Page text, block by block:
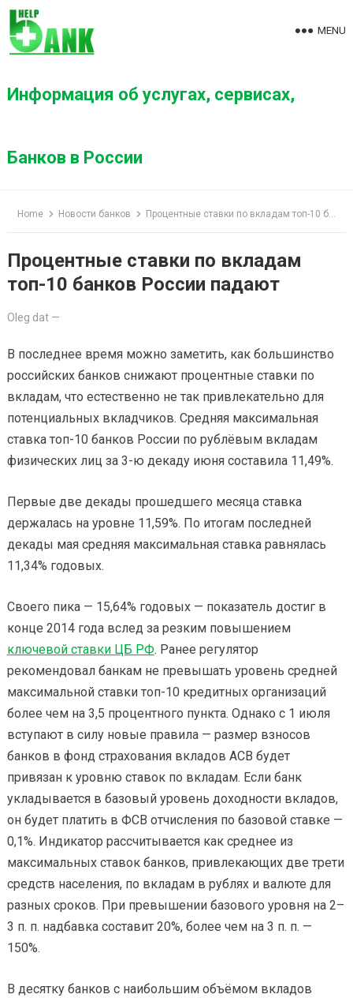
Информация об услугах, сервисах,
Банков в России
MENU
Home Новости банков Процентные ставки по вкладам топ-10 банков России падают
Процентные ставки по вкладам
топ-10 банков России падают
Oleg dat—
В последнее время можно заметить, как большинство
российских банков снижают процентные ставки по
вкладам, что естественно не так привлекательно для
потенциальных вкладчиков. Средняя максимальная
ставка топ-10 банков России по рублёвым вкладам
физических лиц за 3-ю декаду июня составила 11,49%.
Первые две декады прошедшего месяца ставка
держалась на уровне 11,59%. По итогам последней
декады мая средняя максимальная ставка равнялась
11,34% годовых.
Своего пика — 15,64% годовых — показатель достиг в
конце 2014 года вслед за резким повышением
ключевой ставки ЦБ РФ. Ранее регулятор
рекомендовал банкам не превышать уровень средней
максимальной ставки топ-10 кредитных организаций
более чем на 3,5 процентного пункта. Однако с 1 июля
вступают в силу новые правила — размер взносов
банков в фонд страхования вкладов АСВ будет
привязан к уровню ставок по вкладам. Если банк
укладывается в базовый уровень доходности вкладов,
он будет платить в ФСВ отчисления по базовой ставке —
0,1%. Индикатор рассчитывается как среднее из
максимальных ставок банков, привлекающих две трети
средств населения, по вкладам в рублях и валюте для
разных сроков. При превышении базового уровня на 2–
3 п. п. надбавка составит 20%, более чем на 3 п. п. —
150%.
В десятку банков с наибольшим объёмом вкладов